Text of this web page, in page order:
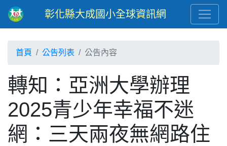
彰化縣大成國小全球資訊網
首頁 公告列表 公告內容
轉知：亞洲大學辦理
2025青少年幸福不迷
網：三天兩夜無網路住